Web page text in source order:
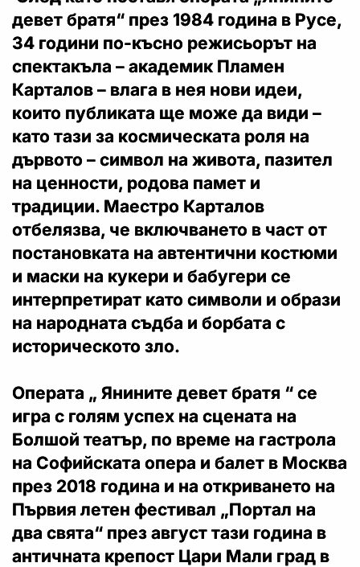
девет братя“ през 1984 година в Русе,
34 години по-късно режисьорът на
спектакъла – академик Пламен
Карталов – влага в нея нови идеи,
които публиката ще може да види –
като тази за космическата роля на
дървото – символ на живота, пазител
на ценности, родова памет и
традиции. Маестро Карталов
отбелязва, че включването в част от
постановката на автентични костюми
и маски на кукери и бабугери се
интерпретират като символи и образи
на народната съдба и борбата с
историческото зло.
Операта „ Янините девет братя “ се
игра с голям успех на сцената на
Болшой театър, по време на гастрола
на Софийската опера и балет в Москва
през 2018 година и на откриването на
Първия летен фестивал „Портал на
два свята“ през август тази година в
античната крепост Цари Мали град в